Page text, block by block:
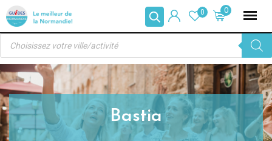
Skip
to
content
0
0
Recherche
produits
Bastia